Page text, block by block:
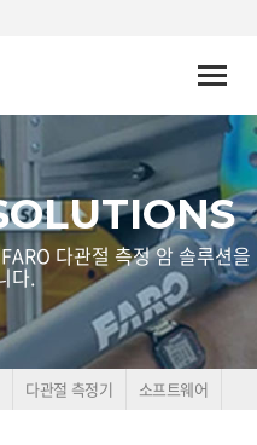
Toggle
다관절 측정 암 솔루션을
다.
다관절 측정기 소프트웨어